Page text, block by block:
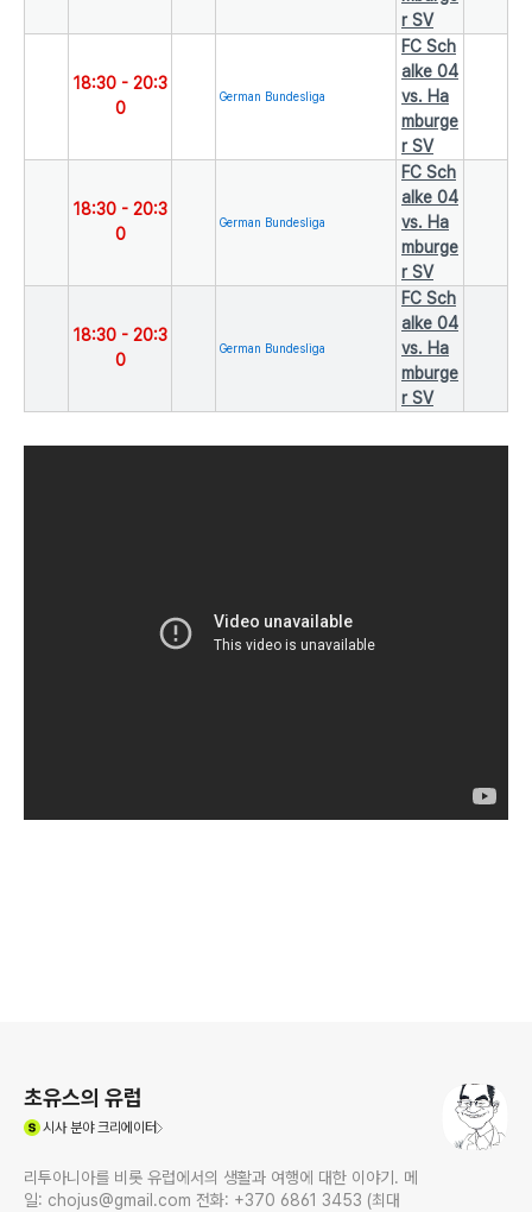
r SV
18:30- 20:3
0
German Bundesliga
FC Sch
alke 04
vs. Ha
mburge
r SV
18:30- 20:3
0
German Bundesliga
FC Sch
alke 04
vs. Ha
mburge
r SV
18:30- 20:3
0
German Bundesliga
FC Sch
alke 04
vs. Ha
mburge
r SV
초유스의 유럽
시사분야 크리에이터
리투아니아를 비롯 유럽에서의 생활과 여행에 대한 이야기. 메
일: chojus@gmail.com 전화: +370 6861 3453 (최대